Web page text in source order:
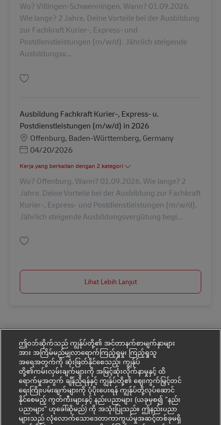
Wo? Villingen-Schwenningen. Wann? 01.09.2026.
Wie lange? 2 Jahre. Deine Vorteile bei der Ausbildung
zur Fachkraft Kurier-, Express- und
Postdienstleistungen (m/w/d). Jährlich steigende
Ausbildungsv...
Ausbildung Fachkraft Kurier-, Express- u.
Postdienstleistungen (m/w/d) in 2026
LokasiOffenburg, Baden-Württemberg, Germany
Posted Date
04/20/2026
Kerja yang berkaitan dengan 2 kategori
Wo? Offenburg. Wann? 01.09.2026. Wie lange? 2
Jahre. Deine Vorteile bei der Ausbildung zur Fachkraft
Kurier-, Express- und Postdienstleistungen (m/w/d).
Jährlich steigende Ausbildungsvergütung begi...
Lihat Lebih Lanjut
ဤဝဘ်ဆိုက်သည် ကျွန်ုပ်တို့၏ အင်တာနက်စာမျက်နှာများ
အား အကြိမ်မည်မျှလာရောက်ကြည့်ရှုမှု၊ ကြည့်ရှုသူ
အရေအတွက်ကို ဆုံးဖြတ်နိုင်စေသည့်၊ ကျွန်ုပ်
တို့၏ကမ်းလှမ်းချက်များကို အမြင့်ဆုံးလိုက်နာမှုနှင့် ထိ
ရောက်မှုအတွက် ချိန်ညှိရန်နှင့် ကျွန်ုပ်တို့၏ ဈေးကွက်မြှင့်တင်
ရေးကြိုးပမ်းချက်များကို ပံ့ပိုးပေးရန် ကျွန်ုပ်တို့လုပ်ဆောင်
နိုင်စေမည့် ကွတ်ကီးများနှင့် နည်းပညာများ (ယခုမှစ၍ "နည်း
ပညာများ" ဟုခေါ်ဆိုမည်) ကို အသုံးပြုသည်။ ဤနည်းပညာ
များသည် လုံလောက်သောဒေတာကာကွယ်မှုအဆင့်တစ်ခုမရှိ